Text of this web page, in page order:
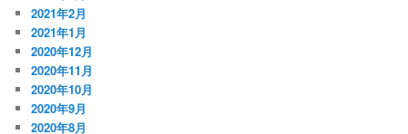
2021年2月
2021年1月
2020年12月
2020年11月
2020年10月
2020年9月
2020年8月